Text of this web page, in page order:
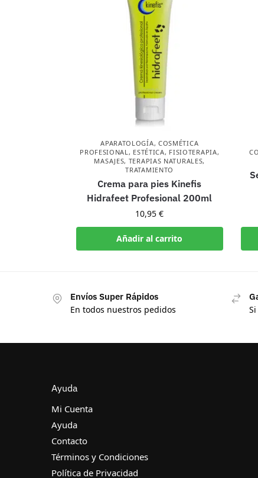
APARATOLOGÍA, COSMÉTICA
PROFESIONAL, ESTÉTICA, FISIOTERAPIA,
MASAJES, TERAPIAS NATURALES,
TRATAMIENTO
Crema para pies Kinefis
Hidrafeet Profesional 200ml
10,95€
Añadir al carrito
Envíos Super Rápidos
En todos nuestros pedidos
Ayuda
Mi Cuenta
Ayuda
Contacto
Términos y Condiciones
Política de Privacidad